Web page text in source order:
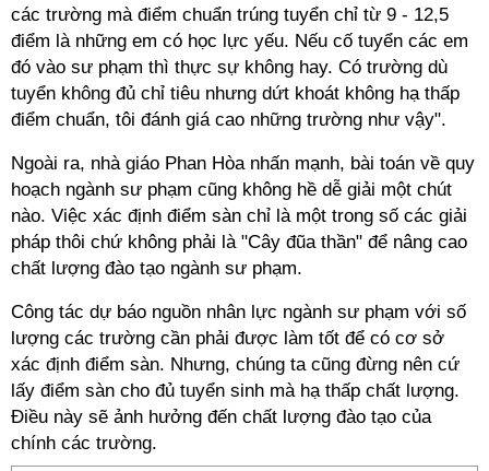
các trường mà điểm chuẩn trúng tuyển chỉ từ 9 - 12,5
điểm là những em có học lực yếu. Nếu cố tuyển các em
đó vào sư phạm thì thực sự không hay. Có trường dù
tuyển không đủ chỉ tiêu nhưng dứt khoát không hạ thấp
điểm chuẩn, tôi đánh giá cao những trường như vậy".
Ngoài ra, nhà giáo Phan Hòa nhấn mạnh, bài toán về quy
hoạch ngành sư phạm cũng không hề dễ giải một chút
nào. Việc xác định điểm sàn chỉ là một trong số các giải
pháp thôi chứ không phải là "Cây đũa thần" để nâng cao
chất lượng đào tạo ngành sư phạm.
Công tác dự báo nguồn nhân lực ngành sư phạm với số
lượng các trường cần phải được làm tốt để có cơ sở
xác định điểm sàn. Nhưng, chúng ta cũng đừng nên cứ
lấy điểm sàn cho đủ tuyển sinh mà hạ thấp chất lượng.
Điều này sẽ ảnh hưởng đến chất lượng đào tạo của
chính các trường.